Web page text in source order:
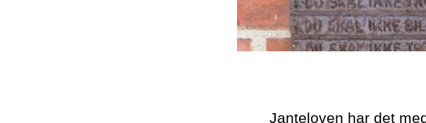
Janteloven har det